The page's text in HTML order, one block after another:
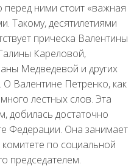
перед ними стоит «важная
Такому, десятилетиями
прическа Валентины
Кареловой,
Медведевой и других
Валентине Петренко, как
лестных слов. Эта
добилась достаточно
Федерации. Она занимает
по социальной
председателем.